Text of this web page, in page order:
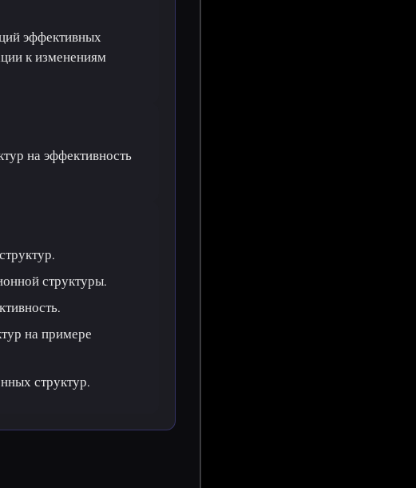
эффективных
к изменениям
на эффективность
структуры.
на примере
структур.